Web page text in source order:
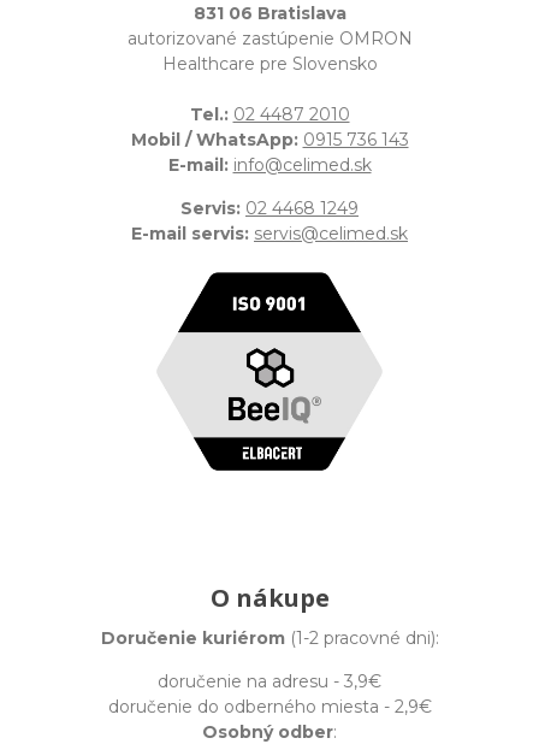
831 06 Bratislava
autorizované zastúpenie OMRON
Healthcare pre Slovensko
Tel.: 02 4487 2010
Mobil / WhatsApp: 0915 736 143
E-mail: info@celimed.sk
Servis: 02 4468 1249
E-mail servis: servis@celimed.sk
O nákupe
Doručenie kuriérom(1-2 pracovné dni):
doručenie na adresu - 3,9€
doručenie do odberného miesta - 2,9€
Osobný odber: